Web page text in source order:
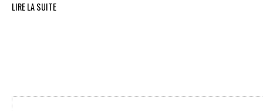
LIRE LA SUITE